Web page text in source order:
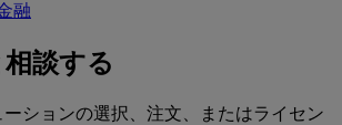
融
談する
ションの選択、注文、またはライセン